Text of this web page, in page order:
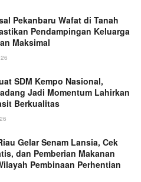
Pekanbaru Wafat di Tanah
Pendampingan Keluarga
Maksimal
SDM Kempo Nasional,
Jadi Momentum Lahirkan
Berkualitas
Gelar Senam Lansia, Cek
dan Pemberian Makanan
Pembinaan Perhentian